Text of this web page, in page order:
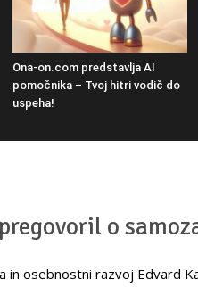
Ona-on.com predstavlja AI
pomočnika – Tvoj hitri vodič do
uspeha!
o
in osebnostni razvoj Edvard